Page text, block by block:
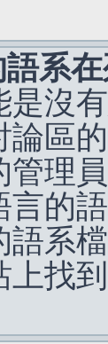
系
是沒
論區
管理
言的
語系
上找